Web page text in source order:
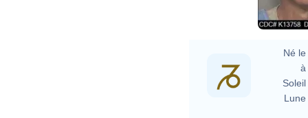
Né le
à
Soleil
Lune